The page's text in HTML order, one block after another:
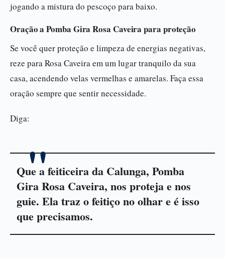
jogando a mistura do pescoço para baixo.
Oração a Pomba Gira Rosa Caveira para proteção
Se você quer proteção e limpeza de energias negativas,
reze para Rosa Caveira em um lugar tranquilo da sua
casa, acendendo velas vermelhas e amarelas. Faça essa
oração sempre que sentir necessidade.
Diga:
Que a feiticeira da Calunga, Pomba
Gira Rosa Caveira, nos proteja e nos
guie. Ela traz o feitiço no olhar e é isso
que precisamos.